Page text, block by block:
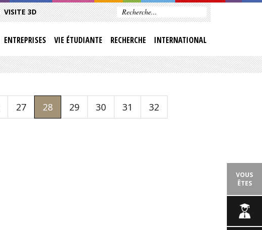
VISITE 3D
ENTREPRISES VIE ÉTUDIANTE RECHERCHE INTERNATIONAL
27 28 29 30 31
32
VOUS
ÊTES